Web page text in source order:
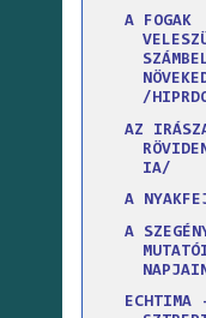
A FOGAK
/
AZ
IA/
A
A
ECHTIMA